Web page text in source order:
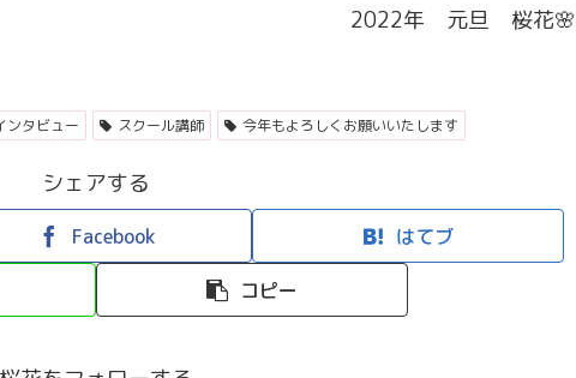
2022年 元旦 桜花🌸
ンタビュー スクール講師 今年もよろしくお願いいたします
シェアする
Facebook はてブ
コピー